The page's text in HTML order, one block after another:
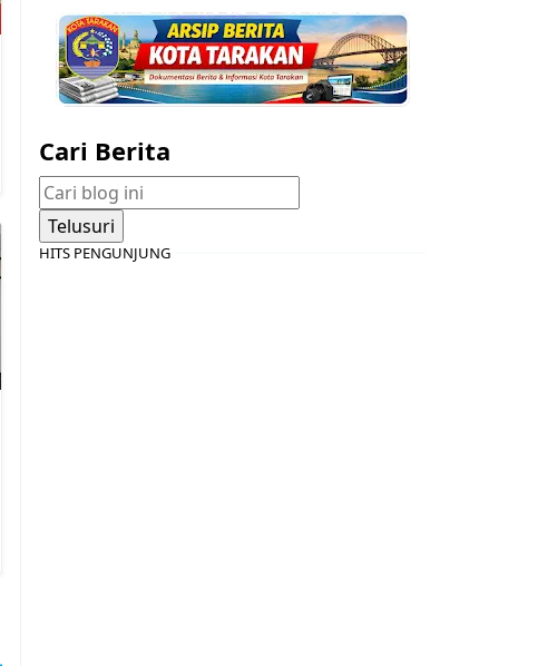
Cari Berita
HITS PENGUNJUNG